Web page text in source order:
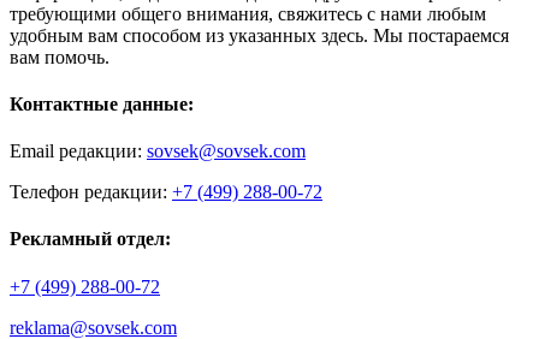
требующими общего внимания, свяжитесь с нами любым
удобным вам способом из указанных здесь. Мы постараемся
вам помочь.
Контактные данные:
Email редакции: sovsek@sovsek.com
Телефон редакции: +7 (499) 288-00-72
Рекламный отдел:
+7 (499) 288-00-72
reklama@sovsek.com